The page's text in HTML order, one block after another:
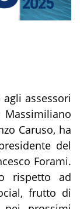
assessori
Caruso, ha
del
Forami.
rispetto ad
frutto di